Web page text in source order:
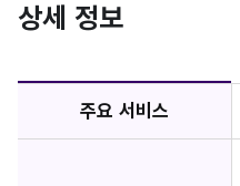
상세 정보
주요 서비스